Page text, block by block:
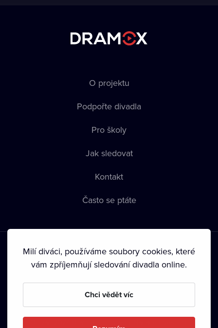
O projektu
Podpořte divadla
Pro školy
Jak sledovat
Kontakt
Často se ptáte
Podmínky používání • Ochrana soukromí • Zásady používání
• Autorská práva•
Milí diváci, používáme soubory cookies, které
vám zpříjemňují sledování divadla online.
Chci vědět víc